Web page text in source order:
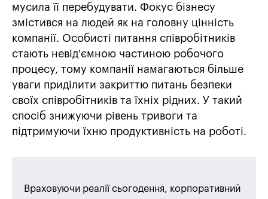
мусила її перебудувати. Фокус бізнесу
змістився на людей як на головну цінність
компанії. Особисті питання співробітників
стають невід’ємною частиною робочого
процесу, тому компанії намагаються більше
уваги приділити закриттю питань безпеки
своїх співробітників та їхніх рідних. У такий
спосіб знижуючи рівень тривоги та
підтримуючи їхню продуктивність на роботі.
Враховуючи реалії сьогодення, корпоративний